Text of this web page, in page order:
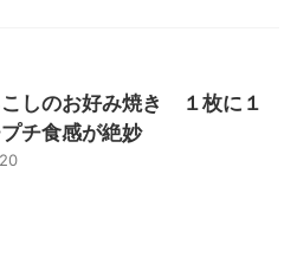
こしのお好み焼き １枚に１
チ食感が絶妙